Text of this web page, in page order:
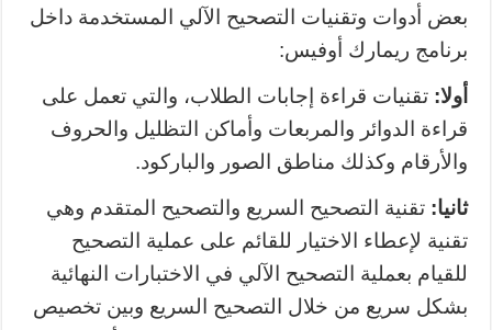
بعض أدوات وتقنيات التصحيح الآلي المستخدمة داخل
برنامج ريمارك أوفيس:
أولا: تقنيات قراءة إجابات الطلاب، والتي تعمل على
قراءة الدوائر والمربعات وأماكن التظليل والحروف
والأرقام وكذلك مناطق الصور والباركود.
ثانيا: تقنية التصحيح السريع والتصحيح المتقدم وهي
تقنية لإعطاء الاختيار للقائم على عملية التصحيح
للقيام بعملية التصحيح الآلي في الاختبارات النهائية
بشكل سريع من خلال التصحيح السريع وبين تخصيص